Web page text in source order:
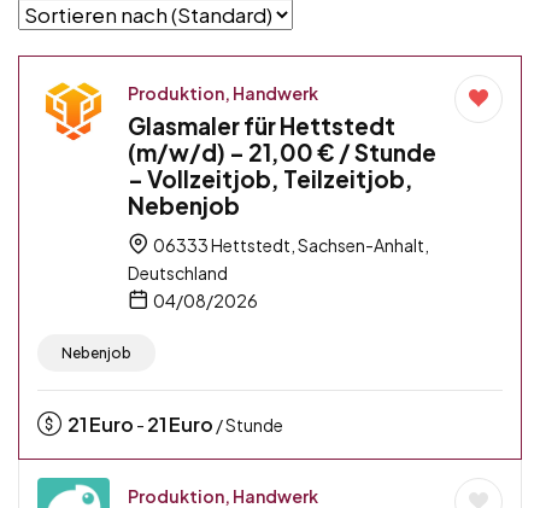
Produktion, Handwerk
Glasmaler für Hettstedt
(m/w/d) – 21,00 € / Stunde
– Vollzeitjob, Teilzeitjob,
Nebenjob
06333 Hettstedt, Sachsen-Anhalt,
Deutschland
04/08/2026
Nebenjob
21Euro - 21Euro / Stunde
Produktion, Handwerk